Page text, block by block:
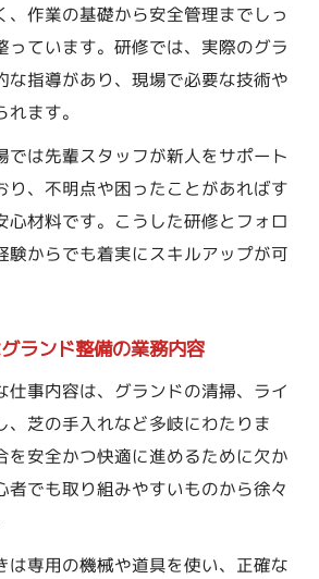
、作業の基礎から安全管理までしっ
っています。研修では、実際のグラ
な指導があり、現場で必要な技術や
ます。
では先輩スタッフが新人をサポート
り、不明点や困ったことがあればす
心材料です。こうした研修とフォロ
験からでも着実にスキルアップが可
ランド整備の業務内容
仕事内容は、グランドの清掃、ライ
、芝の手入れなど多岐にわたりま
を安全かつ快適に進めるために欠か
者でも取り組みやすいものから徐々
は専用の機械や道具を使い、正確な